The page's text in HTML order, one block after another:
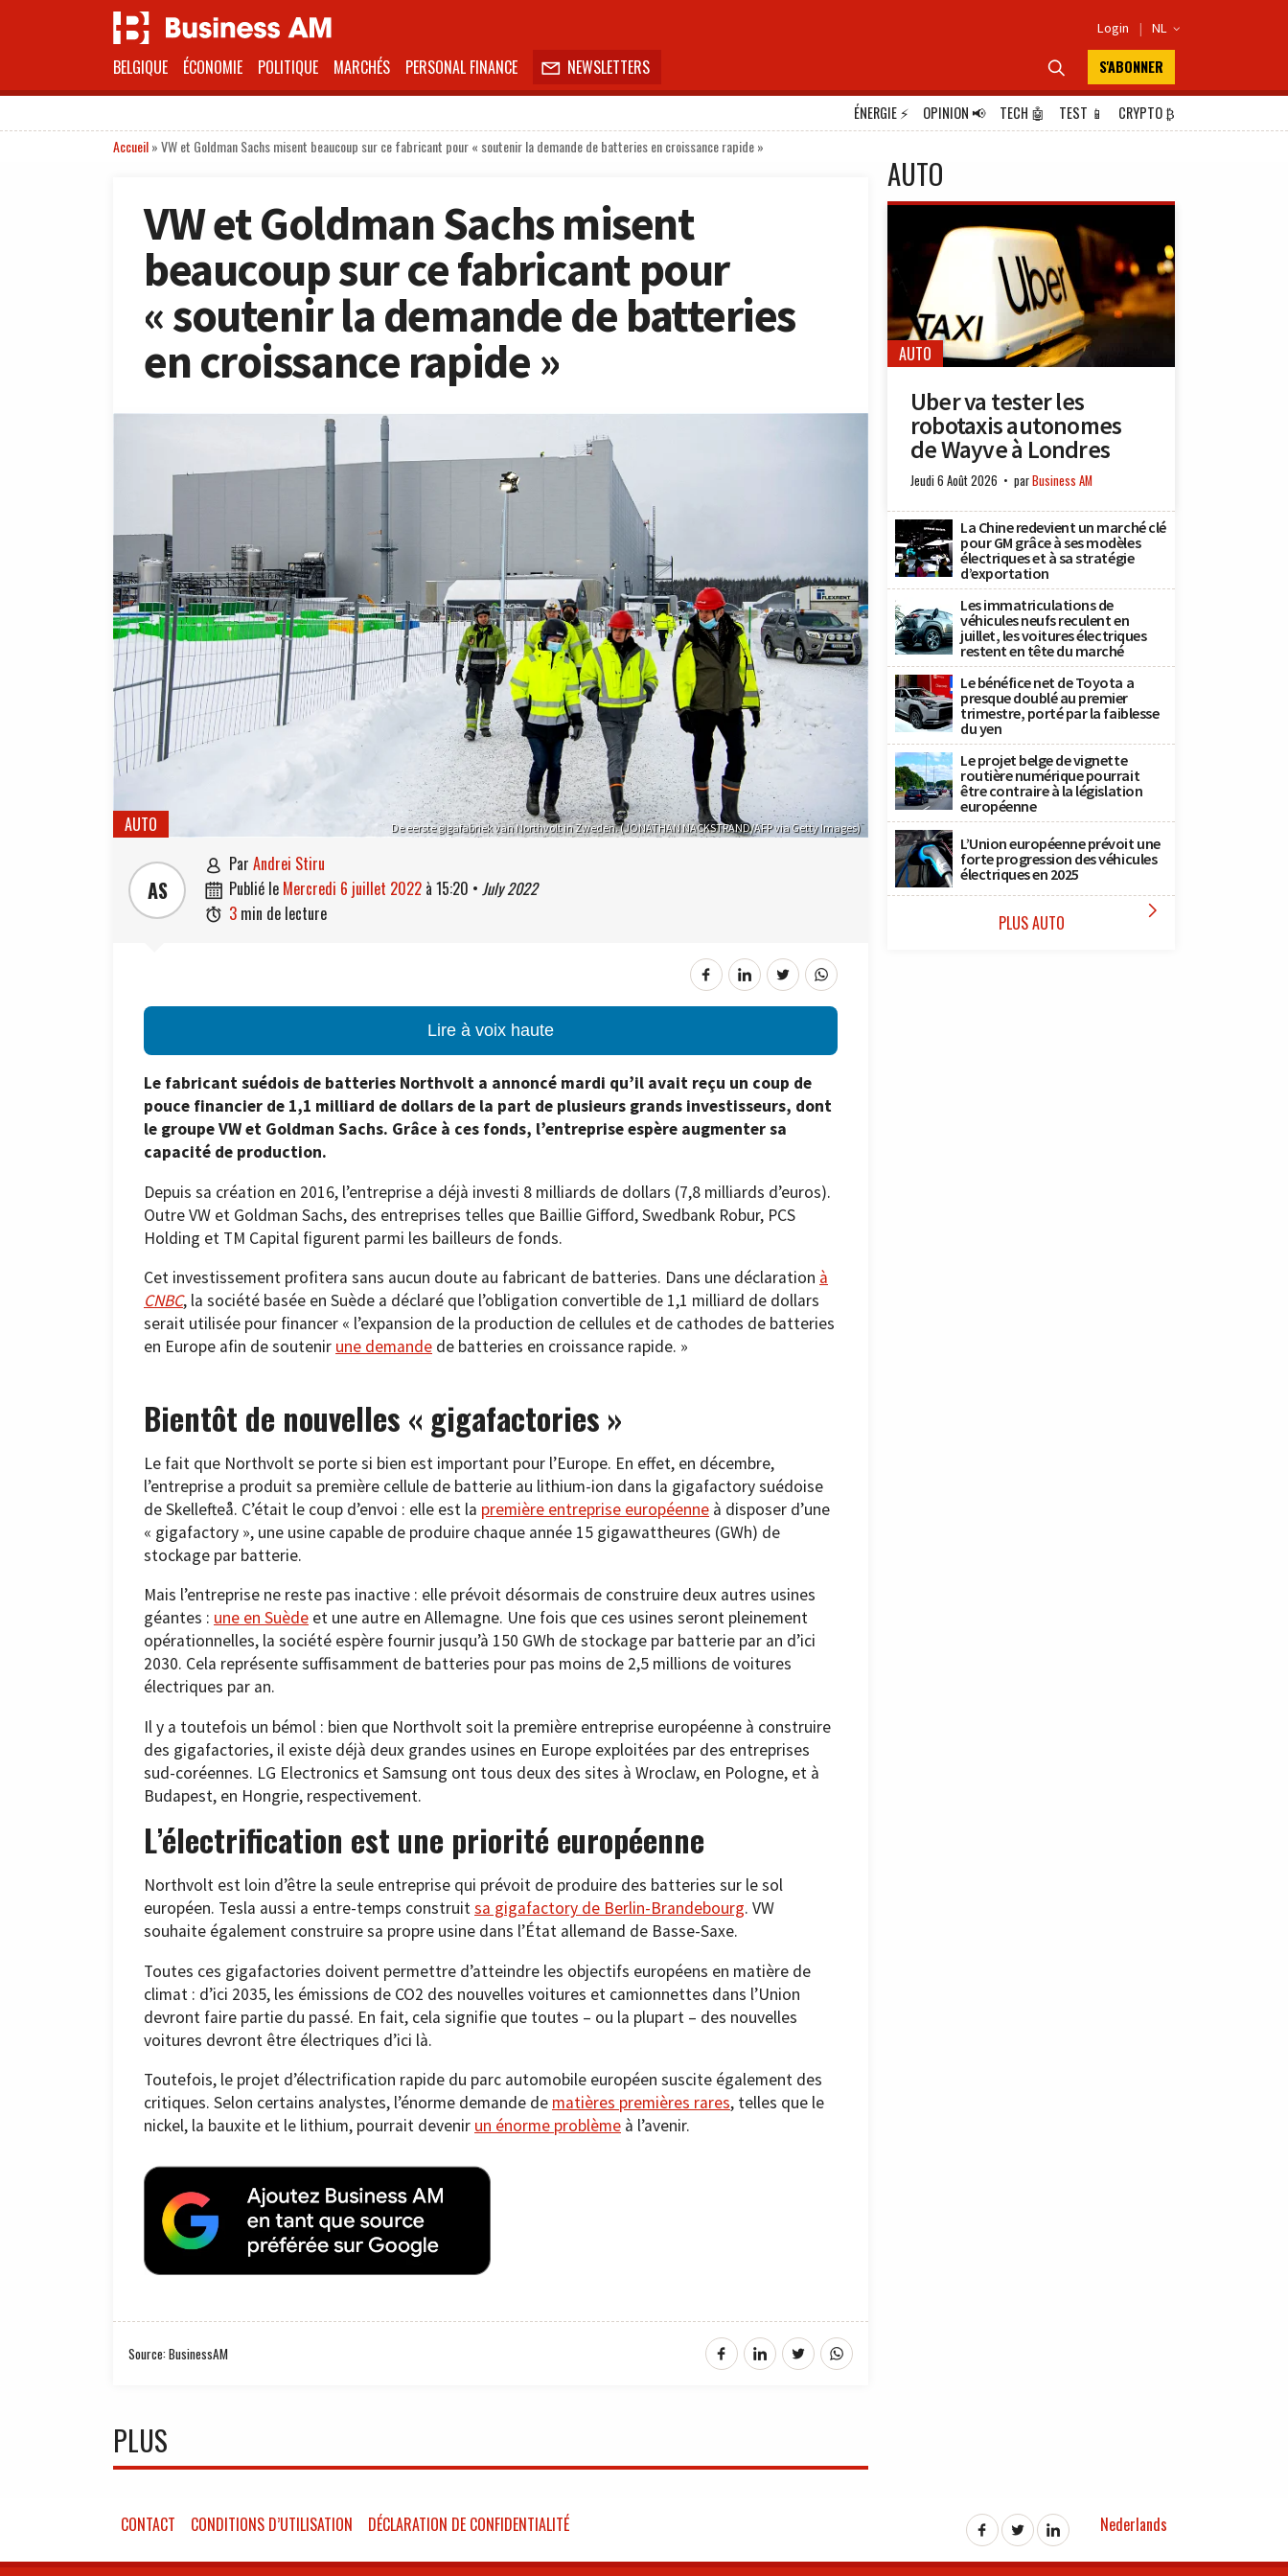
Login | NL 
BELGIQUE ÉCONOMIE POLITIQUE MARCHÉS PERSONAL FINANCE  NEWSLETTERS  S'ABONNER
ÉNERGIE⚡ OPINION📢 TECH 🤖 TEST 📱 CRYPTO₿
Accueil»VW et Goldman Sachs misent beaucoup sur ce fabricant pour « soutenir la demande de batteries en croissance rapide »
VW et Goldman Sachs misent
beaucoup sur ce fabricant pour
« soutenir la demande de batteries
en croissance rapide »
De eerste gigafabriek van Northvolt in Zweden. (JONATHAN NACKSTRAND/AFP via Getty Images)
AUTO
AS
 par Andrei Stiru
 publié le mercredi 6 juillet 2022 à 15:20 • July 2022
 3 min de lecture
Lire à voix haute
Le fabricant suédois de batteries Northvolt a annoncé mardi qu’il avait reçu un coup de
pouce financier de 1,1 milliard de dollars de la part de plusieurs grands investisseurs, dont
le groupe VW et Goldman Sachs. Grâce à ces fonds, l’entreprise espère augmenter sa
capacité de production.
Depuis sa création en 2016, l’entreprise a déjà investi 8 milliards de dollars (7,8 milliards d’euros).
Outre VW et Goldman Sachs, des entreprises telles que Baillie Gifford, Swedbank Robur, PCS
Holding et TM Capital figurent parmi les bailleurs de fonds.
Cet investissement profitera sans aucun doute au fabricant de batteries. Dans une déclaration à
CNBC, la société basée en Suède a déclaré que l’obligation convertible de 1,1 milliard de dollars
serait utilisée pour financer « l’expansion de la production de cellules et de cathodes de batteries
en Europe afin de soutenir une demande de batteries en croissance rapide. »
Bientôt de nouvelles « gigafactories »
Le fait que Northvolt se porte si bien est important pour l’Europe. En effet, en décembre,
l’entreprise a produit sa première cellule de batterie au lithium-ion dans la gigafactory suédoise
de Skellefteå. C’était le coup d’envoi : elle est la première entreprise européenne à disposer d’une
« gigafactory », une usine capable de produire chaque année 15 gigawattheures (GWh) de
stockage par batterie.
Mais l’entreprise ne reste pas inactive : elle prévoit désormais de construire deux autres usines
géantes : une en Suède et une autre en Allemagne. Une fois que ces usines seront pleinement
opérationnelles, la société espère fournir jusqu’à 150 GWh de stockage par batterie par an d’ici
2030. Cela représente suffisamment de batteries pour pas moins de 2,5 millions de voitures
électriques par an.
Il y a toutefois un bémol : bien que Northvolt soit la première entreprise européenne à construire
des gigafactories, il existe déjà deux grandes usines en Europe exploitées par des entreprises
sud-coréennes. LG Electronics et Samsung ont tous deux des sites à Wroclaw, en Pologne, et à
Budapest, en Hongrie, respectivement.
L’électrification est une priorité européenne
Northvolt est loin d’être la seule entreprise qui prévoit de produire des batteries sur le sol
européen. Tesla aussi a entre-temps construitsa gigafactory de Berlin-Brandebourg. VW
souhaite également construire sa propre usine dans l’État allemand de Basse-Saxe.
Toutes ces gigafactories doivent permettre d’atteindre les objectifs européens en matière de
climat : d’ici 2035, les émissions de CO2 des nouvelles voitures et camionnettes dans l’Union
devront faire partie du passé. En fait, cela signifie que toutes – ou la plupart – des nouvelles
voitures devront être électriques d’ici là.
Toutefois, le projet d’électrification rapide du parc automobile européen suscite également des
critiques. Selon certains analystes, l’énorme demande de matières premières rares, telles que le
nickel, la bauxite et le lithium, pourrait devenir un énorme problème à l’avenir.
Source: BusinessAM
PLUS
AUTO
AUTO
Uber va tester les
robotaxis autonomes
de Wayve à Londres
Jeudi 6 Août 2026 parBusiness AM
La Chine redevient un marché clé
pour GM grâce à ses modèles
électriques et à sa stratégie
d’exportation
Les immatriculations de
véhicules neufs reculent en
juillet, les voitures électriques
restent en tête du marché
Le bénéfice net de Toyota a
presque doublé au premier
trimestre, porté par la faiblesse
du yen
Le projet belge de vignette
routière numérique pourrait
être contraire à la législation
européenne
L’Union européenne prévoit une
forte progression des véhicules
électriques en 2025
PLUS AUTO 
CONTACT CONDITIONS D’UTILISATION DÉCLARATION DE CONFIDENTIALITÉ Nederlands